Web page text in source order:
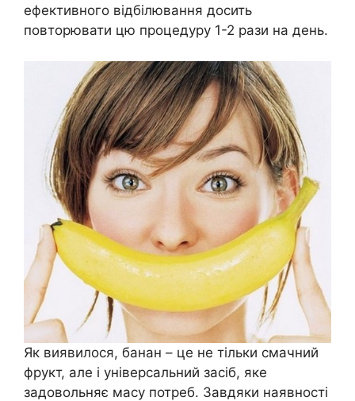
ефективного відбілювання досить
повторювати цю процедуру 1-2 рази на день.
Як виявилося, банан – це не тільки смачний
фрукт, але і універсальний засіб, яке
задовольняє масу потреб. Завдяки наявності